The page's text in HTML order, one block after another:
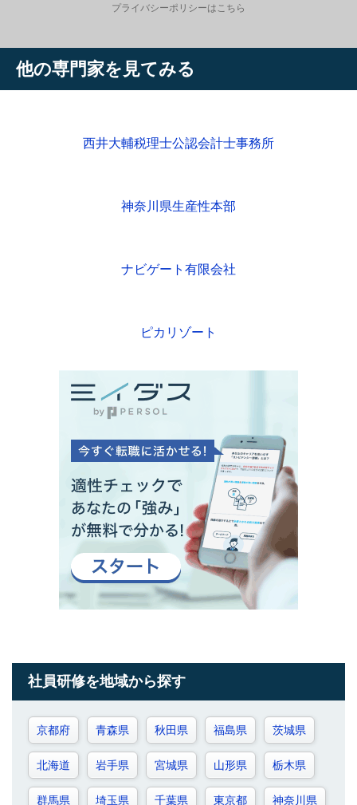
プライバシーポリシーはこちら
他の専門家を見てみる
西井大輔税理士公認会計士事務所
神奈川県生産性本部
ナビゲート有限会社
ピカリゾート
社員研修を地域から探す
京都府 青森県 秋田県 福島県 茨城県
北海道 岩手県 宮城県 山形県 栃木県
群馬県 埼玉県 千葉県 東京都 神奈川県